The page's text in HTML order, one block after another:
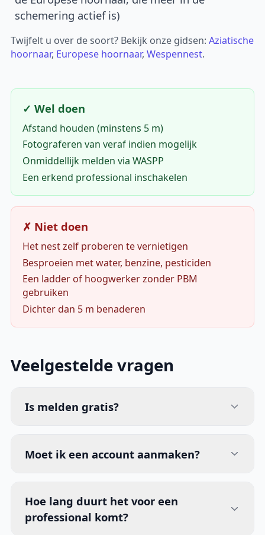
schemering actief is)
Twijfelt u over de soort? Bekijk onze gidsen:Aziatische
hoornaar, Europese hoornaar,Wespennest.
✓ Wel doen
Afstand houden (minstens 5 m)
Fotograferen van veraf indien mogelijk
Onmiddellijk melden via WASPP
Een erkend professional inschakelen
✗ Niet doen
Het nest zelf proberen te vernietigen
Besproeien met water, benzine, pesticiden
Een ladder of hoogwerker zonder PBM
gebruiken
Dichter dan 5 m benaderen
Veelgestelde vragen
Is melden gratis?
Moet ik een account aanmaken?
Hoe lang duurt het voor een
professional komt?